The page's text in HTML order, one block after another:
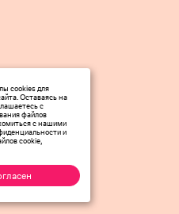
cookies для
Оставаясь на
с
файлов
с нашими
и
cookie,